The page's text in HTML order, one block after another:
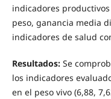
indicadores
peso, ganancia media
indicadores de salud
Resultados:Se
los indicadores
en el peso vivo (6,88,